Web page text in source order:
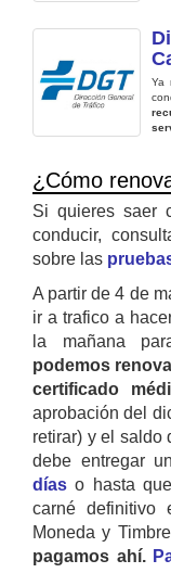
Ya
¿Cómo
Si quieres saer
conducir,
sobre las
A partir de 4 de
ir a trafico a
la mañana
podemos
certificado
aprobación del
retirar) y el saldo
debe entregar
días o hasta
carné definitivo
Moneda y
pagamos ahí.